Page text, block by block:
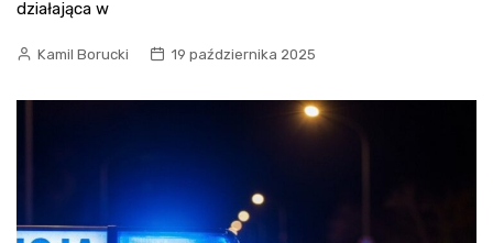
działająca w
Kamil Borucki 19 października 2025